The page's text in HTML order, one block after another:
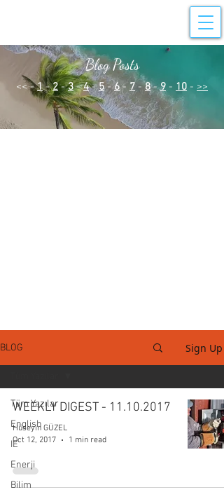
Blog Posts
<< - 1 - 2-3 -4 -5-6- 7 -8 - 9 - 10 - >>
BLOG Sign Up
Tüm Yazılar
English
IE
Enerji
Bilim
WEEKLY DIGEST - 11.10.2017
Hüseyin GÜZEL
Oct 12, 2017
1 min read